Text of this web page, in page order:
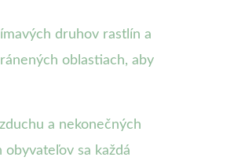
druhov rastlín a
oblastiach, aby
a nekonečných
sa každá